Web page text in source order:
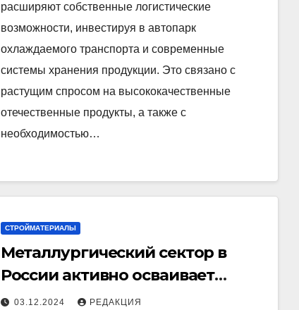
расширяют собственные логистические
возможности, инвестируя в автопарк
охлаждаемого транспорта и современные
системы хранения продукции. Это связано с
растущим спросом на высококачественные
отечественные продукты, а также с
необходимостью…
СТРОЙМАТЕРИАЛЫ
Металлургический сектор в
России активно осваивает
новые производственные
03.12.2024 РЕДАКЦИЯ